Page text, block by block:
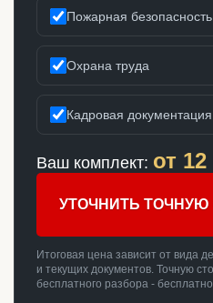
Пожарная
Охрана труда
Кадровая документация
Ваш комплект: от 12
УТОЧНИТЬ
Итоговая цена зависит от вида
и текущих документов. Точную
бесплатного разбора -